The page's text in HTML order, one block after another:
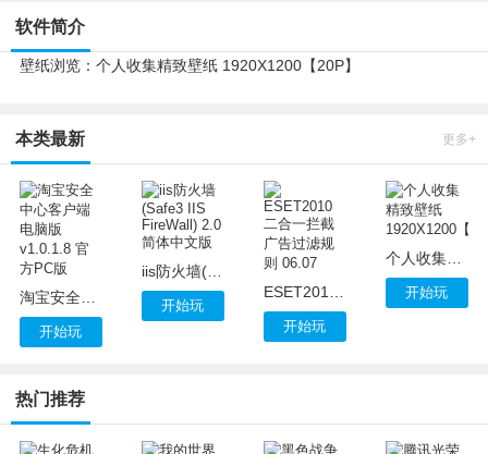
软件简介
壁纸浏览：个人收集精致壁纸 1920X1200【20P】
本类最新 更多+
淘宝安全中心客户端电脑版 v1.0.1.8 官方PC版
开始玩
iis防火墙(Safe3 IIS FireWall) 2.0简体中文版
开始玩
开始玩
个人收集精致壁纸 1920X1200【20P】
开始玩
热门推荐